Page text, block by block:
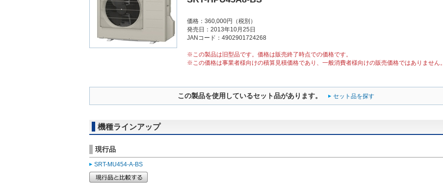
価格：360,000円（税別）
発売日：2013年10月25日
JANコード：4902901724268
※この製品は旧型品です。価格は販売終了時点での価格です。
※この価格は事業者様向けの積算見積価格であり、一般消費者様向けの販売価格ではありません。
この製品を使用しているセット品があります。 セット品を探す
機種ラインアップ
現行品
SRT-MU454-A-BS